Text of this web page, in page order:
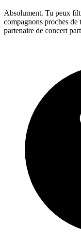
Absolument. Tu peux
compagnons proches de
partenaire de concert